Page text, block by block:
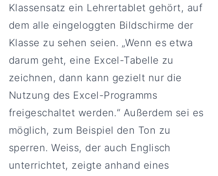
Klassensatz ein Lehrertablet gehört, auf
dem alle eingeloggten Bildschirme der
Klasse zu sehen seien. „Wenn es etwa
darum geht, eine Excel-Tabelle zu
zeichnen, dann kann gezielt nur die
Nutzung des Excel-Programms
freigeschaltet werden.“ Außerdem sei es
möglich, zum Beispiel den Ton zu
sperren. Weiss, der auch Englisch
unterrichtet, zeigte anhand eines